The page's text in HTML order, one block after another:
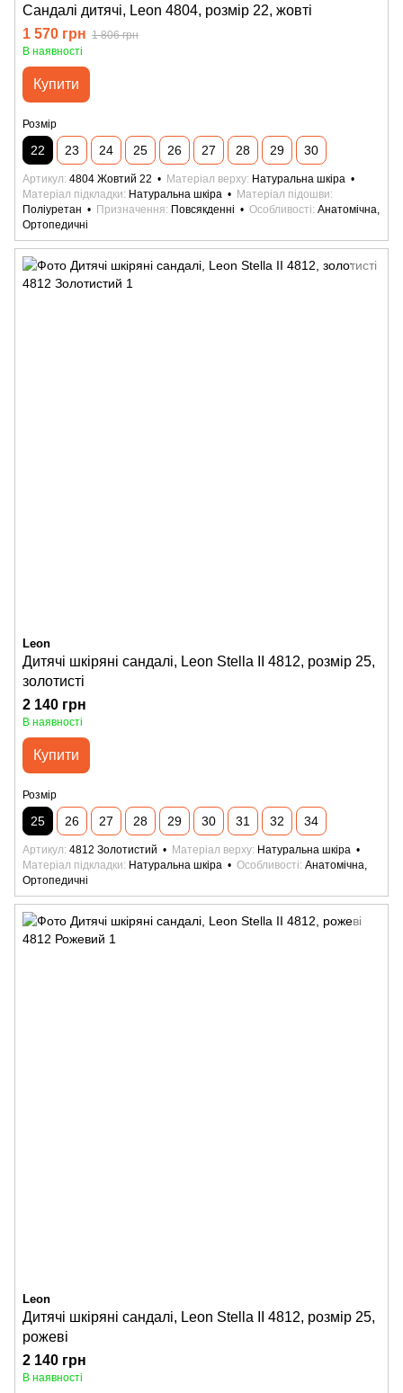
Сандалі дитячі, Leon 4804, розмір 22, жовті
1 570 грн 1 806 грн
В наявності
Купити
Розмір
22 23 24 25 26 27 28 29 30
Артикул 4804 Жовтий 22 Матеріал верху Натуральна шкіра
Матеріал підкладки
Натуральна шкіра
Матеріал підошви
Поліуретан
Призначення Повсякденні Особливості Анатомічна,
Ортопедичні
Leon
Дитячі шкіряні сандалі, Leon Stella II 4812, розмір 25,
золотисті
2 140 грн
В наявності
Купити
Розмір
25 26 27 28 29 30 31 32 34
Артикул 4812 Золотистий Матеріал верху Натуральна шкіра
Матеріал підкладки
Натуральна шкіра Особливості Анатомічна,
Ортопедичні
Leon
Дитячі шкіряні сандалі, Leon Stella II 4812, розмір 25,
рожеві
2 140 грн
В наявності